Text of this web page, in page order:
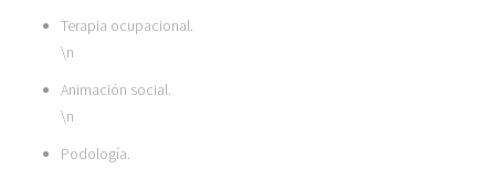
Terapia ocupacional.
\n
Animación social.
\n
Podología.